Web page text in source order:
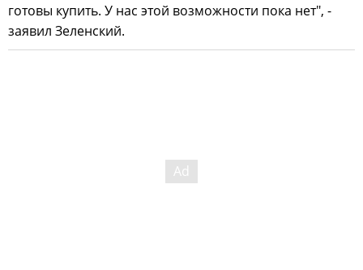
готовы купить. У нас этой возможности пока нет", -
заявил Зеленский.